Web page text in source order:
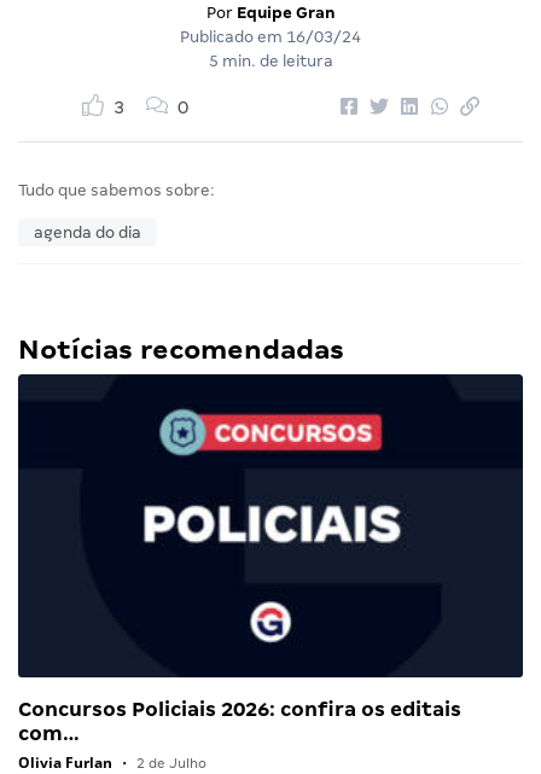
Por Equipe Gran
Publicado em 16/03/24
5 min. de leitura
3 0
Tudo que sabemos sobre:
agenda do dia
Notícias recomendadas
Concursos Policiais 2026: confira os editais
com…
Olivia Furlan • 2 de Julho